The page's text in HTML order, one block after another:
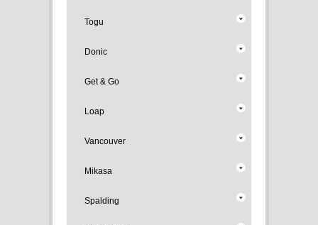
Togu
Donic
Get & Go
Loap
Vancouver
Mikasa
Spalding